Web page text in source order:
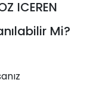
ICEREN
Mi?